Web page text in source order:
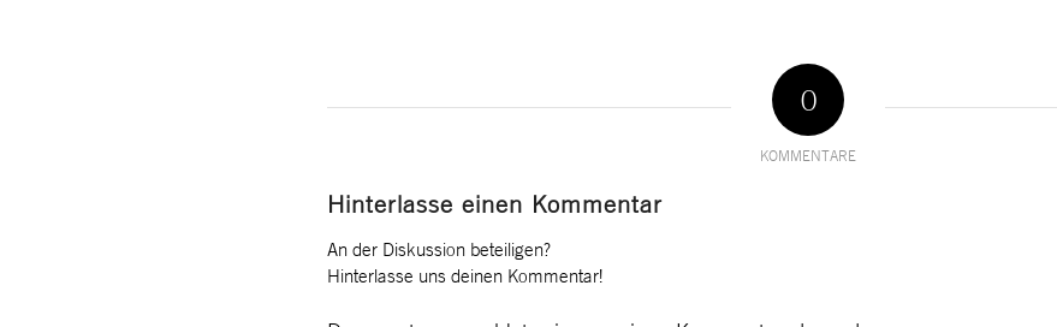
0
KOMMENTARE
Hinterlasse einen Kommentar
An der Diskussion beteiligen?
Hinterlasse uns deinen Kommentar!